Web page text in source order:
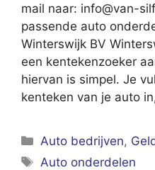
mail naar: info@van-
passende auto
Winterswijk BV
een kentekenzoeker
hiervan is simpel. Je
kenteken van je auto
Categorieën
Auto bedrijven,
Tags
Auto onderdelen